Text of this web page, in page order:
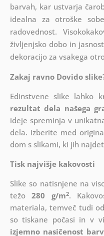
barvah, kar ustvarja
idealna za otroške
radovednost.
življenjsko dobo in
dekoracijo za vsakega
Zakaj ravno Dovido
Edinstvene slike lahko
rezultat dela našega
ideje spreminja v
dela. Izberite med
dom s slikami, ki jih
Tisk najvišje kakovosti
Slike so natisnjene na
težo280 g/m2.
materiala, temveč tudi
so tiskane počasi in v
izjemno nasičenost barv